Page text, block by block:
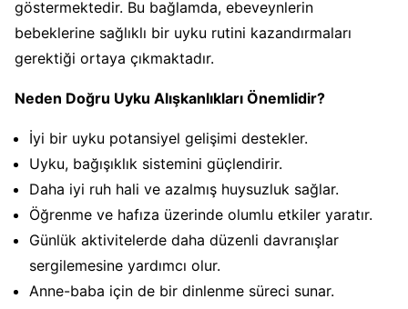
göstermektedir. Bu bağlamda, ebeveynlerin
bebeklerine sağlıklı bir uyku rutini kazandırmaları
gerektiği ortaya çıkmaktadır.
Neden Doğru Uyku Alışkanlıkları Önemlidir?
İyi bir uyku potansiyel gelişimi destekler.
Uyku, bağışıklık sistemini güçlendirir.
Daha iyi ruh hali ve azalmış huysuzluk sağlar.
Öğrenme ve hafıza üzerinde olumlu etkiler yaratır.
Günlük aktivitelerde daha düzenli davranışlar
sergilemesine yardımcı olur.
Anne-baba için de bir dinlenme süreci sunar.